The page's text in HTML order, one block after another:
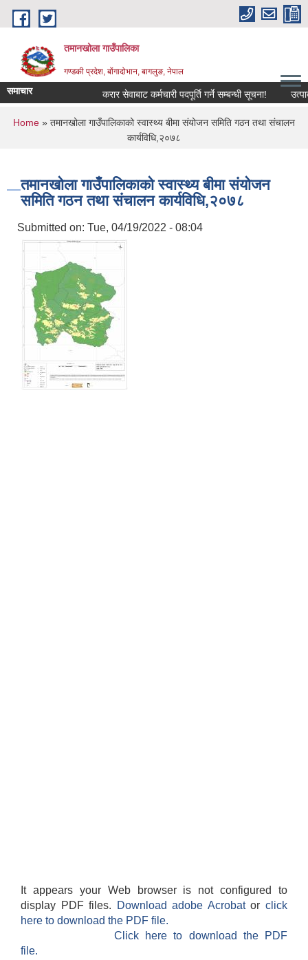
Skip to main content
तमानखोला गाउँपालिका
गण्डकी प्रदेश, बोंगादोभान, बागलुङ, नेपाल
समाचार करार सेवाबाट कर्मचारी पदपूर्ति गर्ने सम्बन्धी सूचना!
You are here
Home » ‍‍तमानखोला गाउँपालिकाको स्वास्थ्य बीमा संयोजन समिति गठन तथा संचालन
कार्यविधि,२०७८
‍‍तमानखोला गाउँपालिकाको स्वास्थ्य बीमा संयोजन
समिति गठन तथा संचालन कार्यविधि,२०७८
Submitted on: Tue, 04/19/2022 - 08:04
It appears your Web browser is not configured to
display PDF files.
Download adobe Acrobatorclick
here to download the PDF file.
Click here to download the PDF
file.